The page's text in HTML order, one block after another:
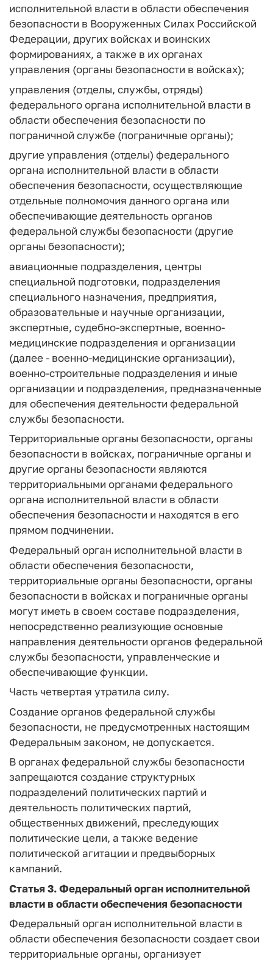
исполнительной власти в области обеспечения
безопасности в Вооруженных Силах Российской
Федерации, других войсках и воинских
формированиях, а также в их органах
управления (органы безопасности в войсках);
управления (отделы, службы, отряды)
федерального органа исполнительной власти в
области обеспечения безопасности по
пограничной службе (пограничные органы);
другие управления (отделы) федерального
органа исполнительной власти в области
обеспечения безопасности, осуществляющие
отдельные полномочия данного органа или
обеспечивающие деятельность органов
федеральной службы безопасности (другие
органы безопасности);
авиационные подразделения, центры
специальной подготовки, подразделения
специального назначения, предприятия,
образовательные и научные организации,
экспертные, судебно-экспертные, военно-
медицинские подразделения и организации
(далее - военно-медицинские организации),
военно-строительные подразделения и иные
организации и подразделения, предназначенные
для обеспечения деятельности федеральной
службы безопасности.
Территориальные органы безопасности, органы
безопасности в войсках, пограничные органы и
другие органы безопасности являются
территориальными органами федерального
органа исполнительной власти в области
обеспечения безопасности и находятся в его
прямом подчинении.
Федеральный орган исполнительной власти в
области обеспечения безопасности,
территориальные органы безопасности, органы
безопасности в войсках и пограничные органы
могут иметь в своем составе подразделения,
непосредственно реализующие основные
направления деятельности органов федеральной
службы безопасности, управленческие и
обеспечивающие функции.
Часть четвертая утратила силу.
Создание органов федеральной службы
безопасности, не предусмотренных настоящим
Федеральным законом, не допускается.
В органах федеральной службы безопасности
запрещаются создание структурных
подразделений политических партий и
деятельность политических партий,
общественных движений, преследующих
политические цели, а также ведение
политической агитации и предвыборных
кампаний.
Статья 3.Федеральный орган исполнительной
власти в области обеспечения безопасности
Федеральный орган исполнительной власти в
области обеспечения безопасности создает свои
территориальные органы, организует